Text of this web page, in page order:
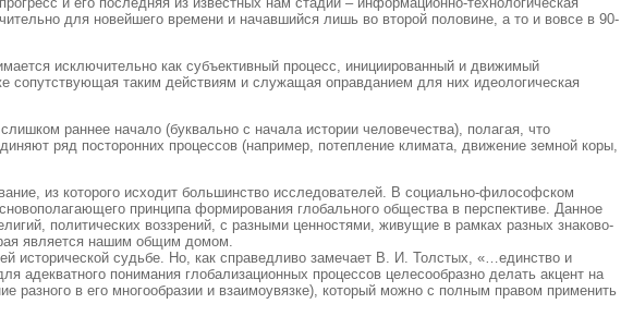
для новейшего времени и начавшийся лишь во второй половине, а то и вовсе в 90-
исключительно как субъективный процесс, инициированный и движимый
сопутствующая таким действиям и служащая оправданием для них идеологическая
раннее начало (буквально с начала истории человечества), полагая, что
ряд посторонних процессов (например, потепление климата, движение земной коры,
из которого исходит большинство исследователей. В социально-философском
принципа формирования глобального общества в перспективе. Данное
политических воззрений, с разными ценностями, живущие в рамках разных знаково-
является нашим общим домом.
исторической судьбе. Но, как справедливо замечает В. И. Толстых, «…единство и
адекватного понимания глобализационных процессов целесообразно делать акцент на
разного в его многообразии и взаимоувязке), который можно с полным правом применить